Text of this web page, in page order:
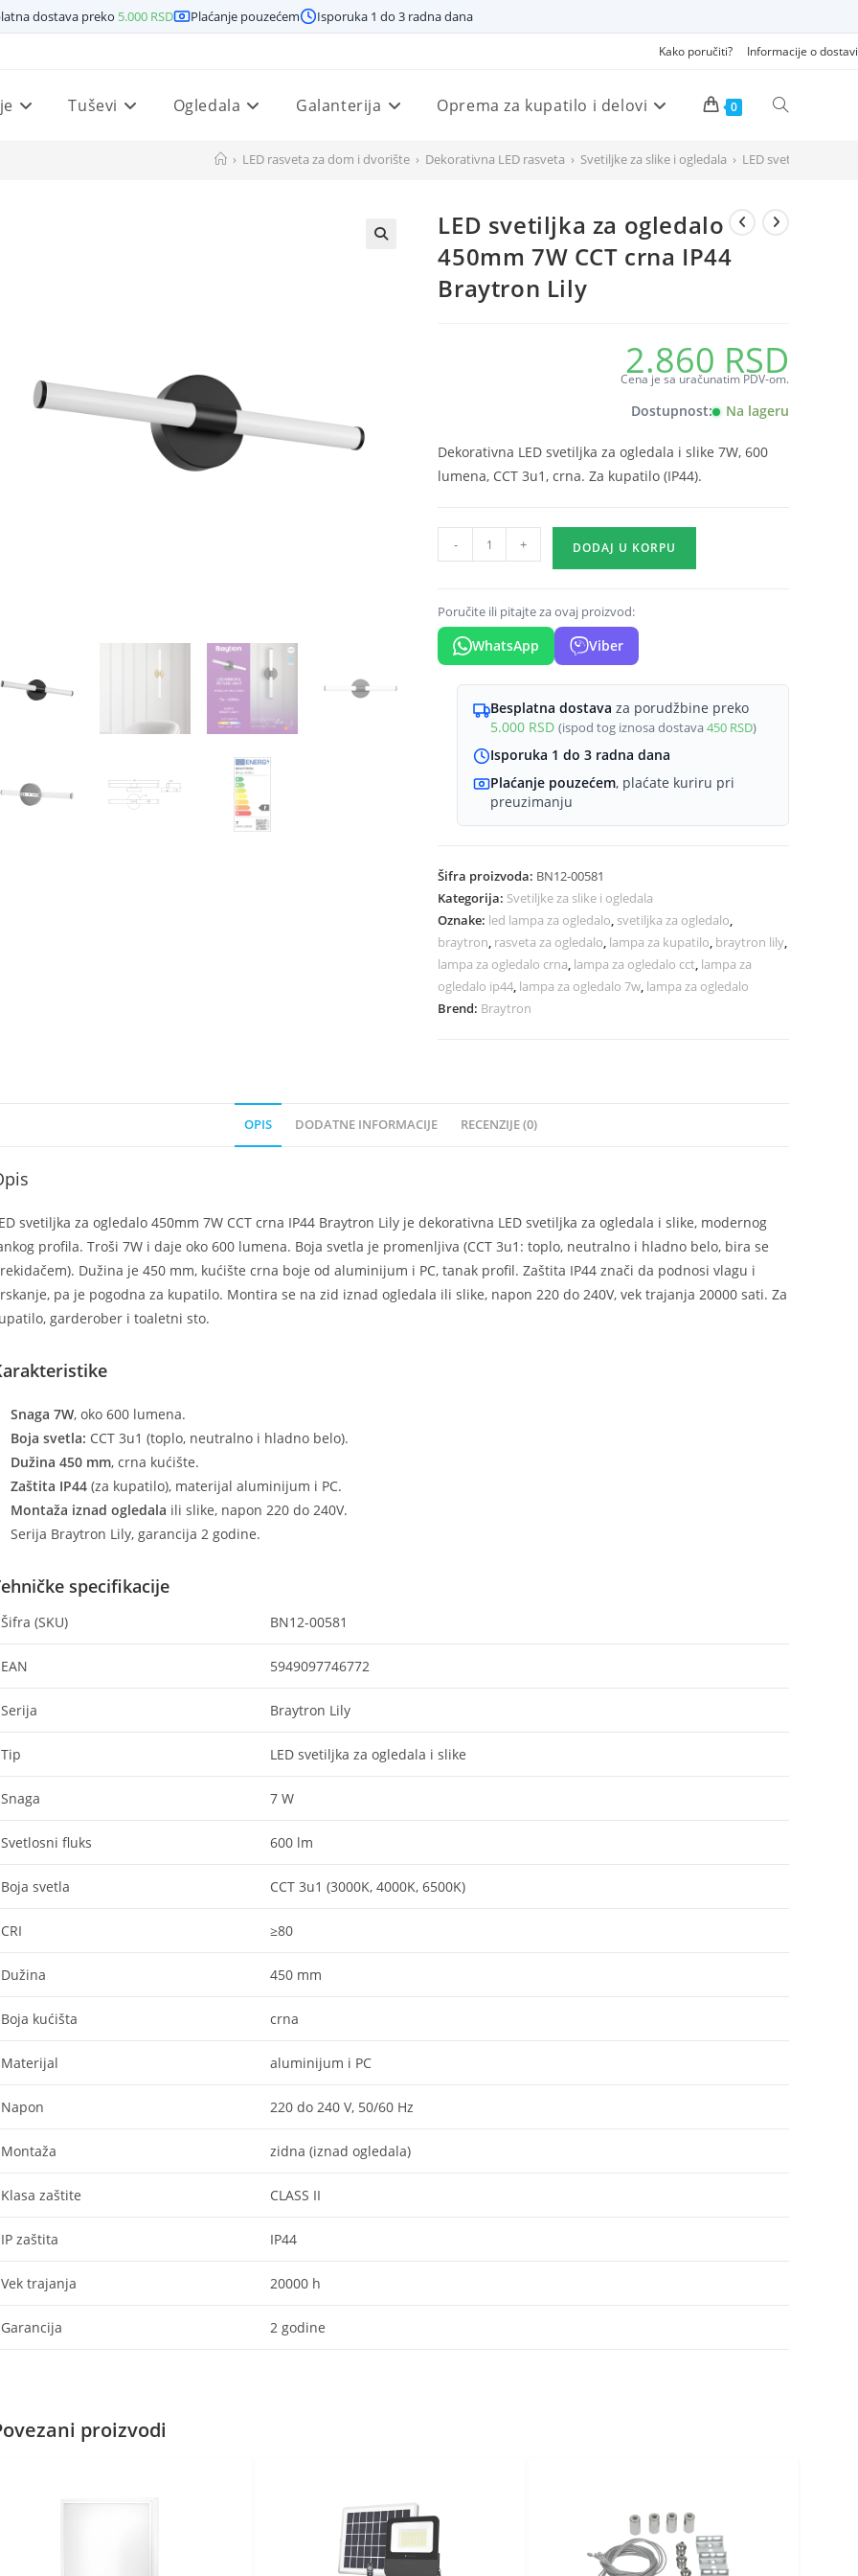
dostava preko 5.000 RSD Plaćanje pouzećem Isporuka 1 do 3 radna dana
Kako poručiti? Informacije o dostavi
Tuševi Ogledala Galanterija Oprema za kupatilo i delovi 0 Pretraži
› LED rasveta za dom i dvorište › Dekorativna LED rasveta › Svetiljke za slike i ogledala › LED svetiljka za
LED svetiljka za ogledalo
450mm 7W CCT crna IP44
Braytron Lily
2.860 RSD
Cena je sa uračunatim PDV-om.
Dostupnost: Na lageru
Dekorativna LED svetiljka za ogledala i slike 7W, 600
lumena, CCT 3u1, crna. Za kupatilo (IP44).
svetiljka
ogledalo
450mm
7W
CCT
Braytron
- + DODAJ U KORPU
Poručite ili pitajte za ovaj proizvod:
WhatsApp Viber
Besplatna dostava za porudžbine preko
5.000 RSD (ispod tog iznosa dostava450 RSD)
Isporuka 1 do 3 radna dana
Plaćanje pouzećem, plaćate kuriru pri
preuzimanju
Šifra proizvoda: BN12-00581
Kategorija: Svetiljke za slike i ogledala
Oznake: led lampa za ogledalo, svetiljka za ogledalo,
braytron, rasveta za ogledalo, lampa za kupatilo, braytron lily,
lampa za ogledalo crna, lampa za ogledalo cct, lampa za
ogledalo ip44, lampa za ogledalo 7w, lampa za ogledalo
Brend: Braytron
OPIS DODATNE INFORMACIJE RECENZIJE (0)
svetiljka za ogledalo 450mm 7W CCT crna IP44 Braytron Lily je dekorativna LED svetiljka za ogledala i slike, modernog
profila. Troši 7W i daje oko 600 lumena. Boja svetla je promenljiva (CCT 3u1: toplo, neutralno i hladno belo, bira se
Dužina je 450 mm, kućište crna boje od aluminijum i PC, tanak profil. Zaštita IP44 znači da podnosi vlagu i
pa je pogodna za kupatilo. Montira se na zid iznad ogledala ili slike, napon 220 do 240V, vek trajanja 20000 sati. Za
garderober i toaletni sto.
Snaga 7W, oko 600 lumena.
Boja svetla: CCT 3u1 (toplo, neutralno i hladno belo).
Dužina 450 mm, crna kućište.
Zaštita IP44 (za kupatilo), materijal aluminijum i PC.
Montaža iznad ogledala ili slike, napon 220 do 240V.
Serija Braytron Lily, garancija 2 godine.
specifikacije
Šifra (SKU) BN12-00581
EAN 5949097746772
Serija Braytron Lily
Tip LED svetiljka za ogledala i slike
Snaga 7 W
Svetlosni fluks 600 lm
Boja svetla CCT 3u1 (3000K, 4000K, 6500K)
CRI ≥80
Dužina 450 mm
Boja kućišta crna
Materijal aluminijum i PC
Napon 220 do 240 V, 50/60 Hz
Montaža zidna (iznad ogledala)
Klasa zaštite CLASS II
IP zaštita IP44
Vek trajanja 20000 h
Garancija 2 godine
proizvodi